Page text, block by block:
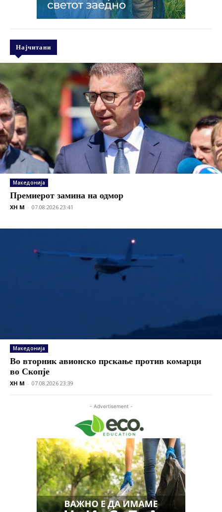
Најчитани
Македонија
Премиерот замина на одмор
XH M - 07.08.2026 23:41
Македонија
Во вторник авионско прскање против комарци
во Скопје
XH M - 07.08.2026 23:39
- Advertisement -